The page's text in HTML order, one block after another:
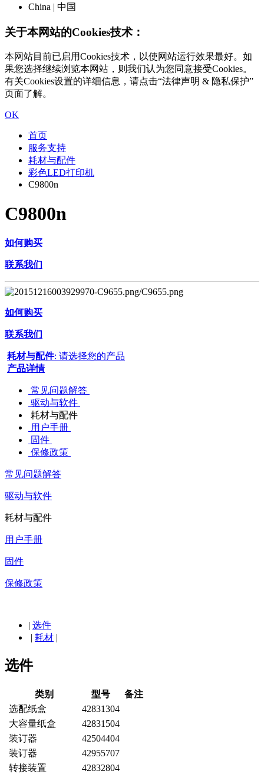
China | 中国
关于本网站的Cookies技术：
本网站目前已启用Cookies技术，以使网站运行效果最好。如
果您选择继续浏览本网站，则我们认为您同意接受Cookies。
有关Cookies设置的详细信息，请点击“法律声明 & 隐私保护”
页面了解。
OK
首页
服务支持
耗材与配件
彩色LED打印机
C9800n
C9800n
如何购买
联系我们
如何购买
联系我们
耗材与配件: 请选择您的产品
产品详情
常见问题解答
驱动与软件
耗材与配件
用户手册
固件
保修政策
常见问题解答
驱动与软件
耗材与配件
用户手册
固件
保修政策
| 选件
| 耗材 |
选件
类别 型号
备注
选配纸盒
42831304
大容量纸盒
42831504
装订器
42504404
装订器
42955707
转接装置
42832804